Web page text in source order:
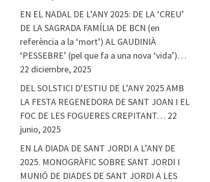
EN EL NADAL DE L’ANY 2025: DE LA ‘CREU’
DE LA SAGRADA FAMÍLIA DE BCN (en
referència a la ‘mort’) AL GAUDINIÀ
‘PESSEBRE’ (pel que fa a una nova ‘vida’)…
22 diciembre, 2025
DEL SOLSTICI D’ESTIU DE L’ANY 2025 AMB
LA FESTA REGENEDORA DE SANT JOAN I EL
FOC DE LES FOGUERES CREPITANT… 22
junio, 2025
EN LA DIADA DE SANT JORDI A L’ANY DE
2025. MONOGRÀFIC SOBRE SANT JORDI I
MUNIÓ DE DIADES DE SANT JORDI A LES